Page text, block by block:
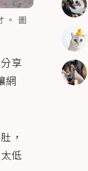
。 圖
享
網
，
低